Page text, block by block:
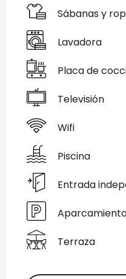
Sábanas y
Lavadora
Placa de
Televisión
Wifi
Piscina
Entrada
Terraza